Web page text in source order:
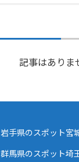
記事はありま
岩手県のスポット宮
群馬県のスポット埼